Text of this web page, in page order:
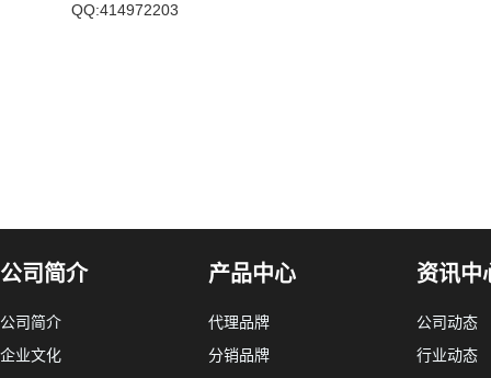
QQ:414972203
公司简介
公司简介
企业文化
产品中心
代理品牌
分销品牌
资讯中
公司动态
行业动态